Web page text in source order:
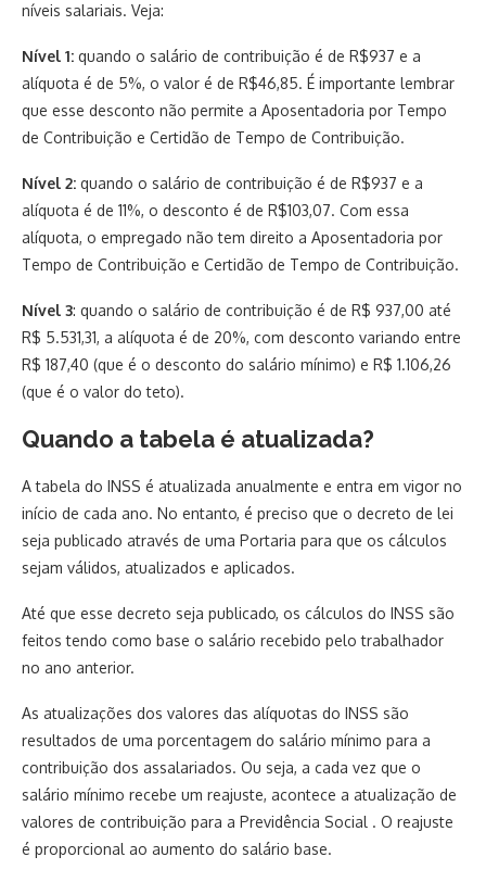
níveis salariais. Veja:
Nível 1: quando o salário de contribuição é de R$937 e a
alíquota é de 5%, o valor é de R$46,85. É importante lembrar
que esse desconto não permite a Aposentadoria por Tempo
de Contribuição e Certidão de Tempo de Contribuição.
Nível 2: quando o salário de contribuição é de R$937 e a
alíquota é de 11%, o desconto é de R$103,07. Com essa
alíquota, o empregado não tem direito a Aposentadoria por
Tempo de Contribuição e Certidão de Tempo de Contribuição.
Nível 3: quando o salário de contribuição é de R$ 937,00 até
R$ 5.531,31, a alíquota é de 20%, com desconto variando entre
R$ 187,40 (que é o desconto do salário mínimo) e R$ 1.106,26
(que é o valor do teto).
Quando a tabela é atualizada?
A tabela do INSS é atualizada anualmente e entra em vigor no
início de cada ano. No entanto, é preciso que o decreto de lei
seja publicado através de uma Portaria para que os cálculos
sejam válidos, atualizados e aplicados.
Até que esse decreto seja publicado, os cálculos do INSS são
feitos tendo como base o salário recebido pelo trabalhador
no ano anterior.
As atualizações dos valores das alíquotas do INSS são
resultados de uma porcentagem do salário mínimo para a
contribuição dos assalariados. Ou seja, a cada vez que o
salário mínimo recebe um reajuste, acontece a atualização de
valores de contribuição para a Previdência Social . O reajuste
é proporcional ao aumento do salário base.